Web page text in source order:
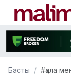
Басты #қала